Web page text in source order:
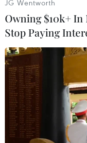
JG Wentworth
Owning $10k+
Stop Paying